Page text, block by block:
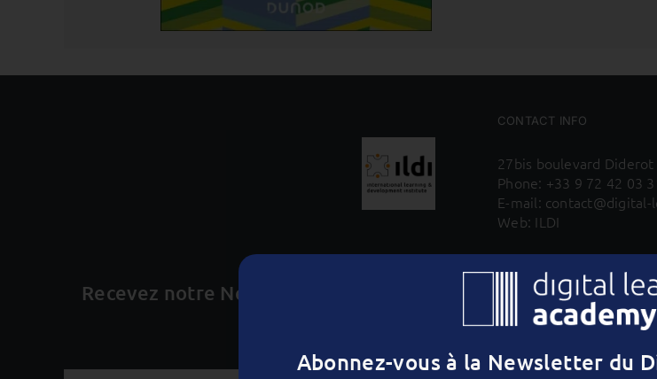
CONTACT INFO
27bis boulevard Diderot
Phone: +33 9 72 42 03
E-mail: contact@digital-
Web: ILDI
Recevez notre Newsletter tous les vendredis à 16h,en moins
Learning et d’innovation
Abonnez-vous à la Newsletter du